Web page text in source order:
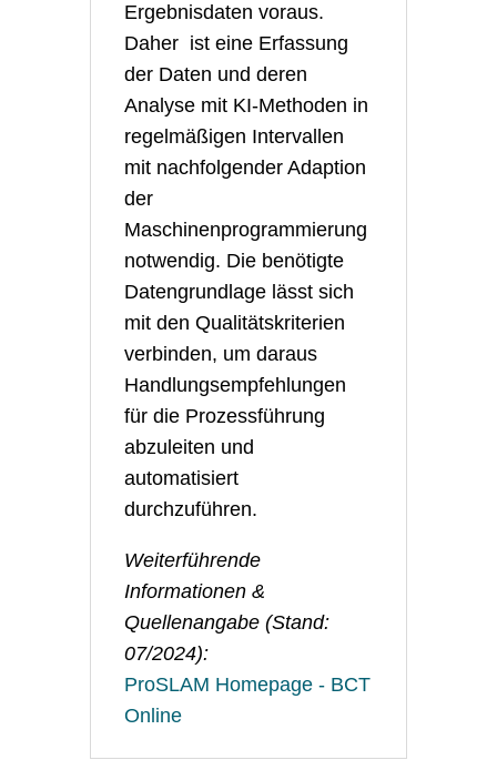
Ergebnisdaten voraus.
Daher ist eine Erfassung
der Daten und deren
Analyse mit KI-Methoden in
regelmäßigen Intervallen
mit nachfolgender Adaption
der
Maschinenprogrammierung
notwendig. Die benötigte
Datengrundlage lässt sich
mit den Qualitätskriterien
verbinden, um daraus
Handlungsempfehlungen
für die Prozessführung
abzuleiten und
automatisiert
durchzuführen.
Weiterführende
Informationen &
Quellenangabe (Stand:
07/2024):
ProSLAM Homepage - BCT
Online